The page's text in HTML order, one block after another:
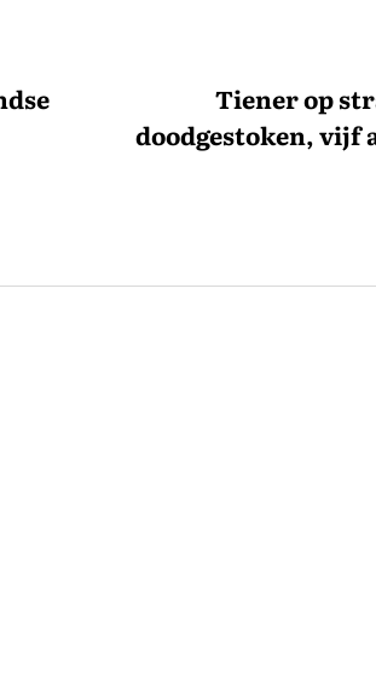
Tiener op
doodgestoken, vijf